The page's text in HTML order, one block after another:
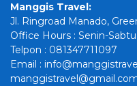
Manggis Travel:
Jl. Ringroad Manado,
Office Hours : Senin-
Telpon : 081347711097
Email :